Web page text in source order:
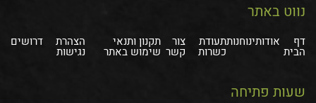
נווט באתר
דף
הבית
אודותינוחנותתעודת
כשרות
צור
קשר
תקנון ותנאי
שימוש באתר
הצהרת
נגישות
דרושים
שעות פתיחה